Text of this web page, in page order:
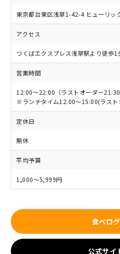
東京都台東区浅草1-42-4 ヒューリッ
アクセス
つくばエクスプレス浅草駅より徒歩1
営業時間
12:00～22:00（ラストオーダー21:30
※ランチタイム12:00～15:00(ラスト
定休日
無休
平均予算
1,000～5,999円
食べログ
公式サイ